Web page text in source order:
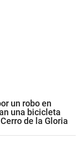
un robo en
una bicicleta
de la Gloria